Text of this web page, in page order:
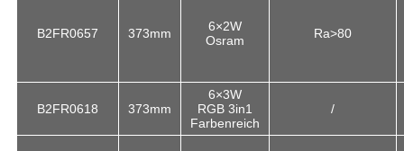
B2FR0657 373mm
6×2W
Osram
Ra>80
B2FR0618 373mm
6×3W
RGB 3in1
Farbenreich
/